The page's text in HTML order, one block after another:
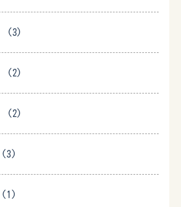
(3)
(2)
(2)
(3)
(1)